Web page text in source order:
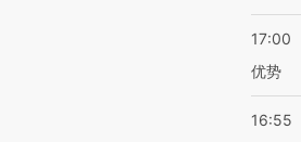
17:00
优势
16:55